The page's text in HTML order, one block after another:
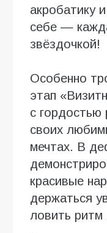
акробатику
себе —
звёздочкой!
Особенно
этап
с гордостью
своих
мечтах. В
красивые
держаться
ловить ритм